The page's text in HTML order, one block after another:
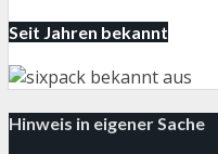
Seit Jahren bekannt
Hinweis in eigener Sache